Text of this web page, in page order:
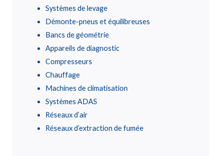
Systèmes de levage
Démonte-pneus et équilibreuses
Bancs de géométrie
Appareils de diagnostic
Compresseurs
Chauffage
Machines de climatisation
Systèmes ADAS
Réseaux d’air
Réseaux d’extraction de fumée